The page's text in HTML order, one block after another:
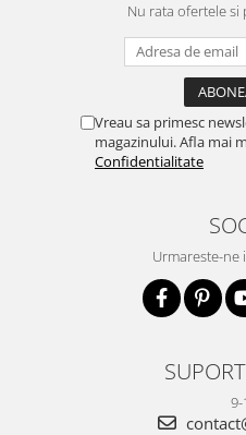
Nu rata ofertele
Vreau sa primesc
magazinului. Afla mai
Confidentialitate
Urmareste-ne
9-